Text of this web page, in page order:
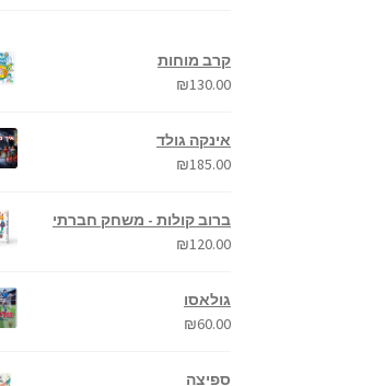
קרב מוחות
₪130.00
אינקה גולד
₪185.00
ברוב קולות - משחק חברתי
₪120.00
גולאסו
₪60.00
ספיצה